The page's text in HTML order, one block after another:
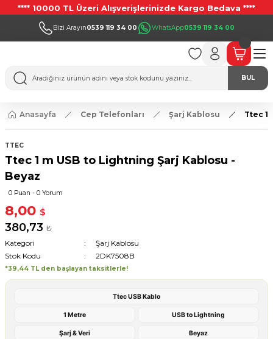
**** 10000 TL Üzeri Alışverişlerinizde Kargo Bedava ****
Bizi Arayın0539 119 34 00 WhatsApp0539 119 34 00
BUL
Anasayfa Cep Telefonları Şarj Kablosu Ttec 1
TTEC
Ttec 1 m USB to Lightning Şarj Kablosu -
Beyaz
0 Puan - 0 Yorum
8,00 $
380,73 ₺
Kategori
Şarj Kablosu
Stok Kodu
2DK7508B
*39,44 TL den başlayan taksitlerle!
Ttec USB Kablo
1 Metre USB to Lightning
Şarj & Veri Beyaz